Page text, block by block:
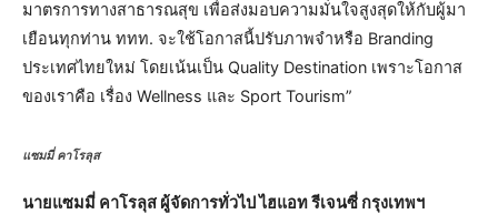
มาตรการทางสาธารณสุข เพื่อส่งมอบความมั่นใจสูงสุดให้กับผู้มา
เยือนทุกท่าน ททท. จะใช้โอกาสนี้ปรับภาพจำหรือ Branding
ประเทศไทยใหม่ โดยเน้นเป็น Quality Destination เพราะโอกาส
ของเราคือ เรื่อง Wellness และ Sport Tourism”
แซมมี่ คาโรลุส
นายแซมมี่ คาโรลุส ผู้จัดการทั่วไป ไฮแอท รีเจนซี่ กรุงเทพฯ